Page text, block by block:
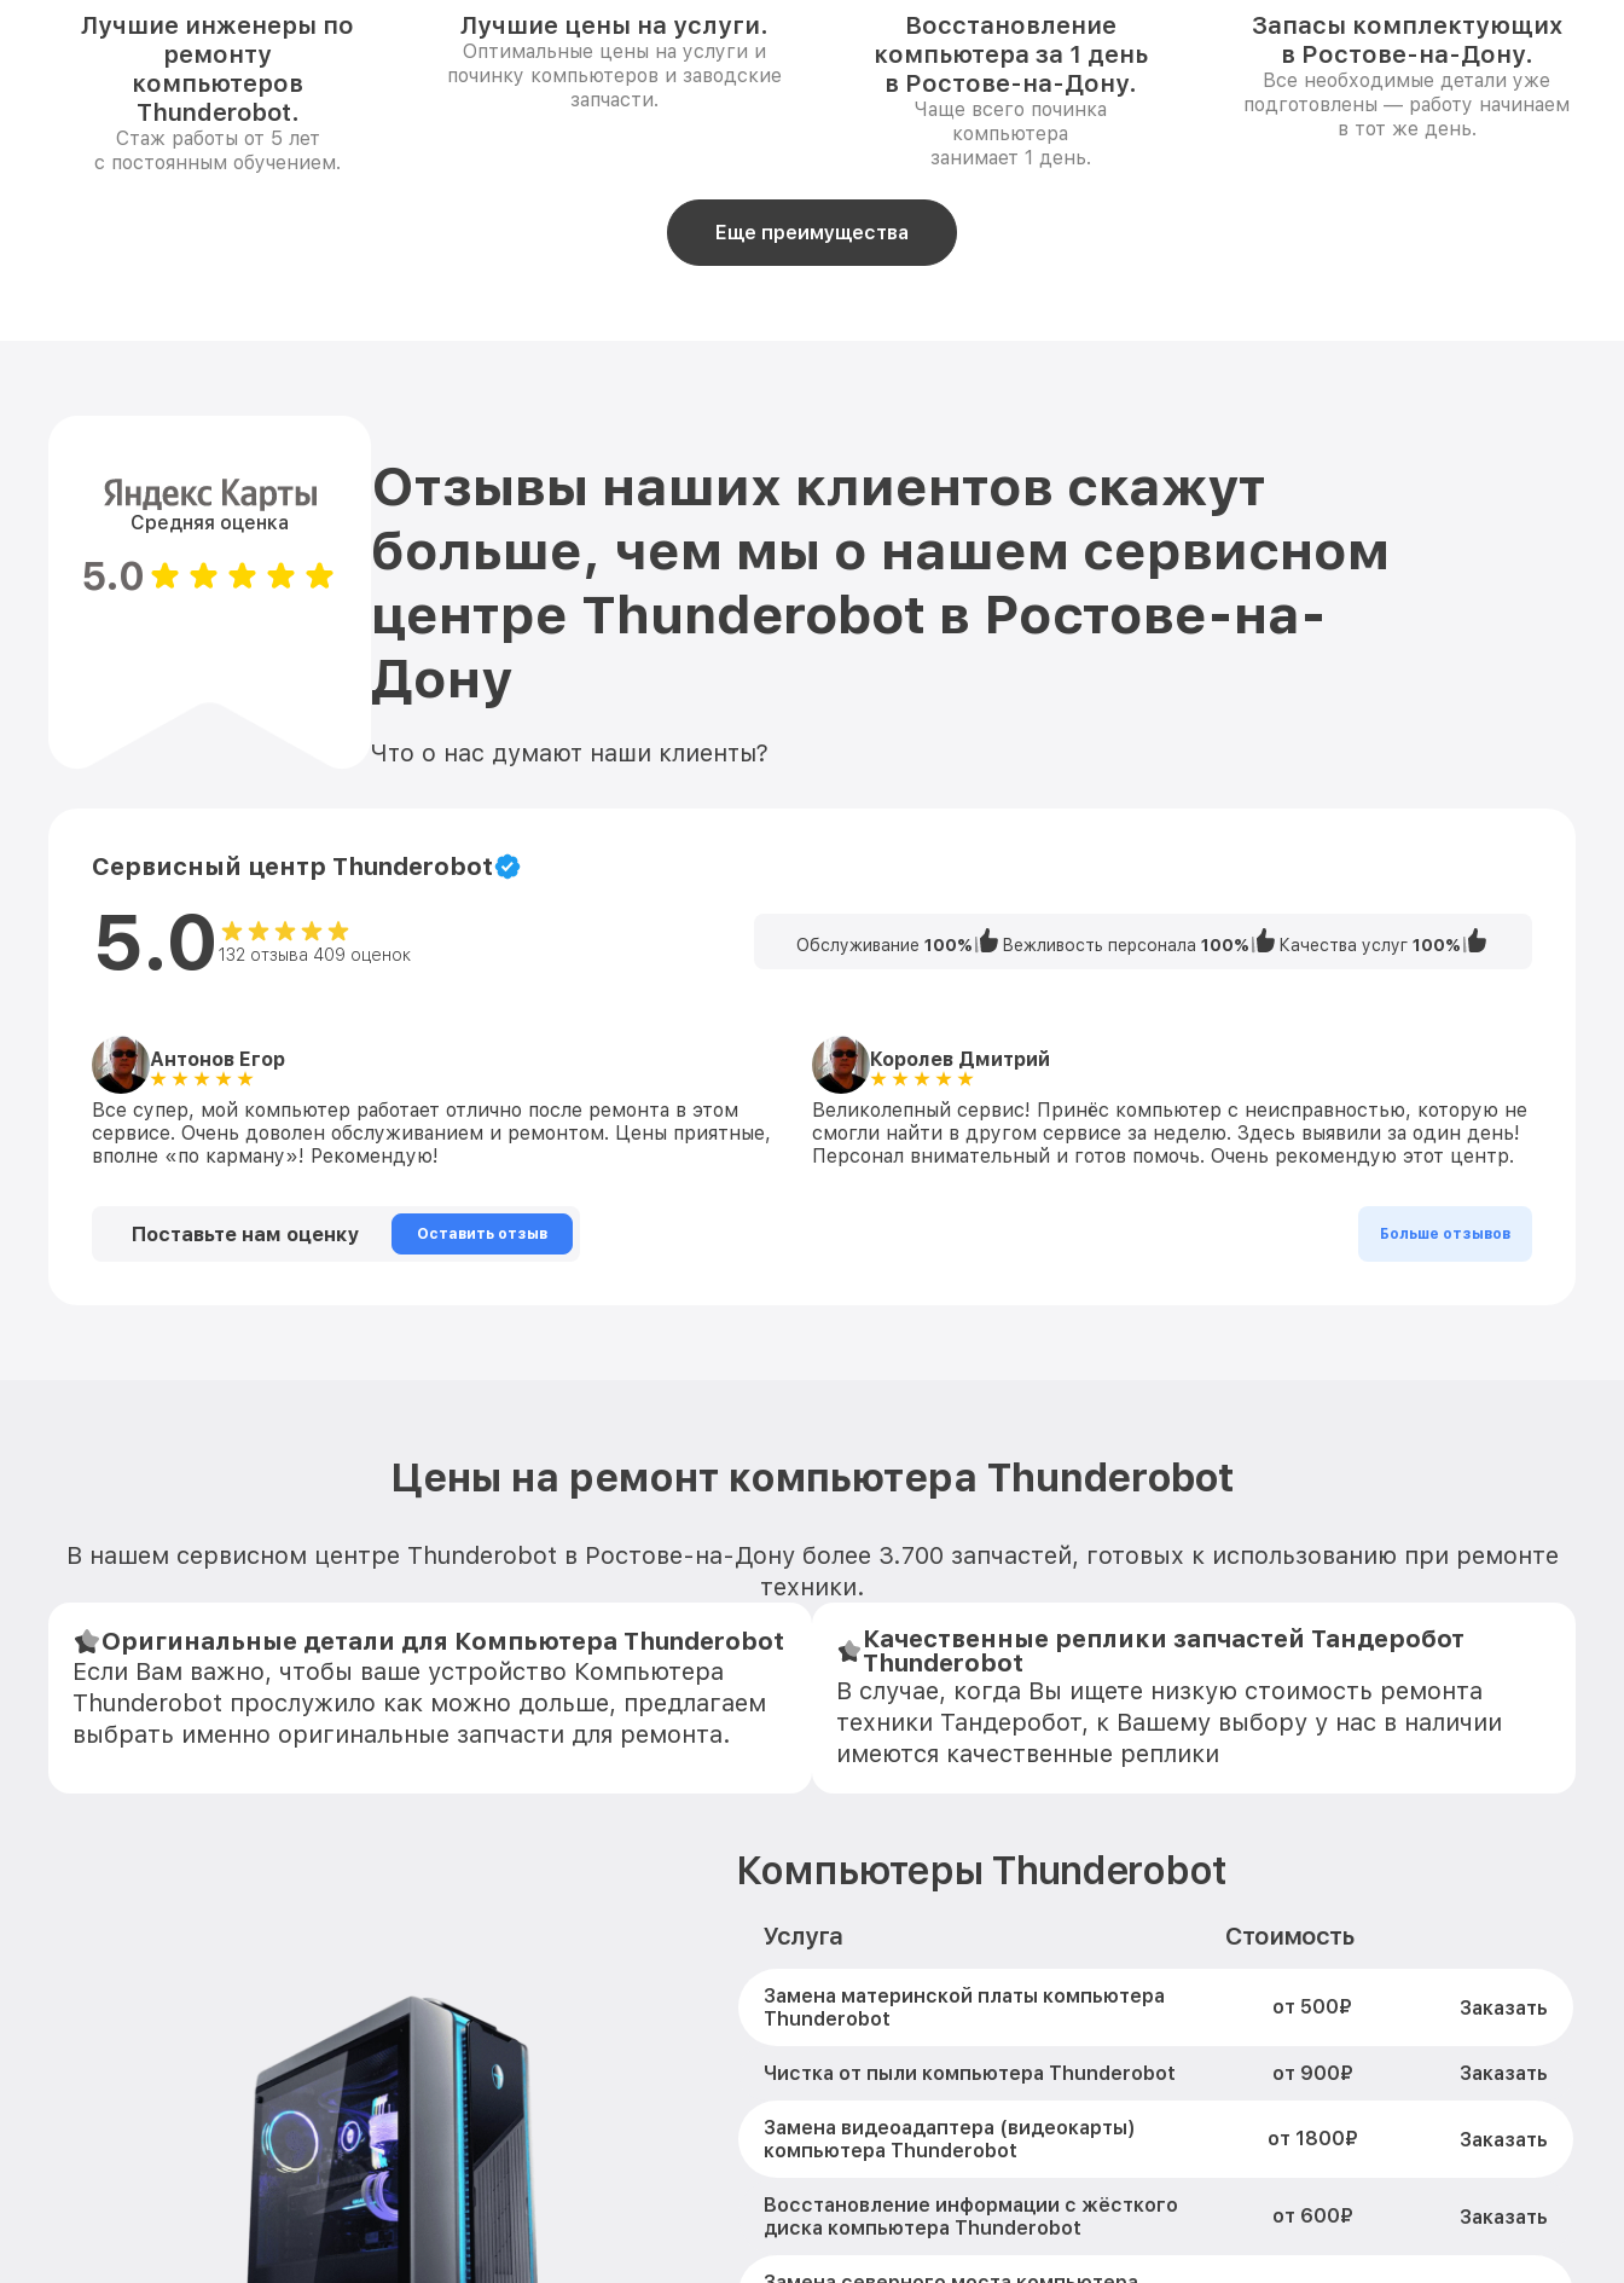
Лучшие инженеры по
ремонту
компьютеров
Thunderobot.
Стаж работы от 5 лет
с постоянным обучением.
Лучшие цены на услуги.
Оптимальные цены на услуги и
починку компьютеров и заводские
запчасти.
Восстановление
компьютера за 1 день
в Ростове-на-Дону.
Чаще всего починка
компьютера
занимает 1 день.
Запасы комплектующих
в Ростове-на-Дону.
Все необходимые детали уже
подготовлены — работу начинаем
в тот же день.
Еще преимущества
Средняя оценка
5.0
Отзывы наших клиентов скажут
больше, чем мы о нашем сервисном
центре Thunderobot в Ростове-на-
Дону
Что о нас думают наши клиенты?
Сервисный центр Thunderobot
5.0 132 отзыва 409 оценок Обслуживание 100% Вежливость персонала 100% Качества услуг 100%
Антонов Егор
Все супер, мой компьютер работает отлично после ремонта в этом
сервисе. Очень доволен обслуживанием и ремонтом. Цены приятные,
вполне «по карману»! Рекомендую!
Королев Дмитрий
Великолепный сервис! Принёс компьютер с неисправностью, которую не
смогли найти в другом сервисе за неделю. Здесь выявили за один день!
Персонал внимательный и готов помочь. Очень рекомендую этот центр.
Поставьте нам оценку Оставить отзыв Больше отзывов
Цены на ремонт компьютера Thunderobot
В нашем сервисном центре Thunderobot в Ростове-на-Дону более 3.700 запчастей, готовых к использованию при ремонте
техники.
Оригинальные детали для Компьютера Thunderobot
Если Вам важно, чтобы ваше устройство Компьютера
Thunderobot прослужило как можно дольше, предлагаем
выбрать именно оригинальные запчасти для ремонта.
Качественные реплики запчастей Тандеробот
Thunderobot
В случае, когда Вы ищете низкую стоимость ремонта
техники Тандеробот, к Вашему выбору у нас в наличии
имеются качественные реплики
Компьютеры Thunderobot
Услуга Стоимость
Замена материнской платы компьютера
Thunderobot
от 500₽ Заказать
Чистка от пыли компьютера Thunderobot от 900₽ Заказать
Замена видеоадаптера (видеокарты)
компьютера Thunderobot
от 1800₽ Заказать
Восстановление информации с жёсткого
диска компьютера Thunderobot
от 600₽ Заказать